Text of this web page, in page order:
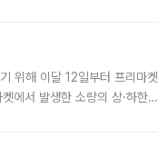
위해 이달 12일부터 프리마켓
에서 발생한 소량의 상·하한